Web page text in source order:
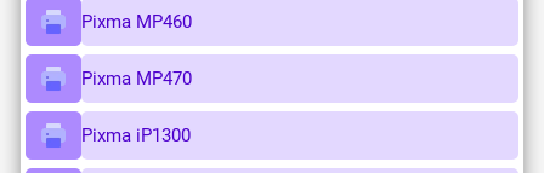
Pixma MP460
Pixma MP470
Pixma iP1300